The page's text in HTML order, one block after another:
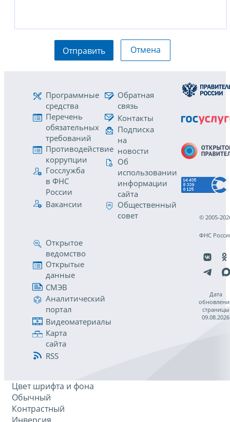
Отправить Отмена
Программные
средства
Перечень
обязательных
требований
Противодействие
коррупции
Госслужба
в ФНС
России
Вакансии
Обратная
связь
Контакты
Подписка
на
новости
Об
использовании
информации
сайта
Общественный
совет
Открытое
ведомство
Открытые
данные
СМЭВ
Аналитический
портал
Видеоматериалы
Карта
сайта
RSS
© 2005-
ФНС
Дата
страницы
09.08.2026
Цвет шрифта и фона
Обычный
Контрастный